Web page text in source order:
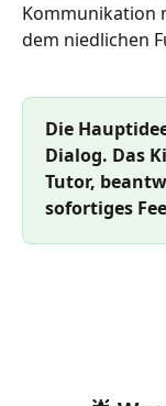
Kommunikation
dem niedlichen
Die
Dialog. Das
Tutor,
sofortiges